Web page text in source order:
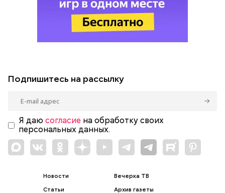
Подпишитесь на рассылку
Я даю согласие на обработку своих
персональных данных.
Новости
Статьи
Вечерка ТВ
Архив газеты